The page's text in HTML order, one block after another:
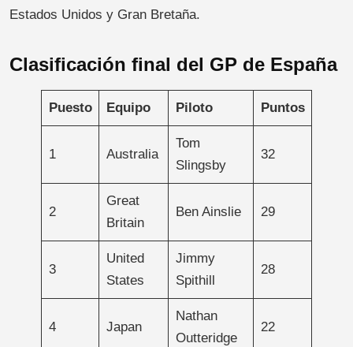
Estados Unidos y Gran Bretaña.
Clasificación final del GP de España
Puesto Equipo Piloto Puntos
1 Australia
Tom
Slingsby
32
2
Great
Britain
Ben Ainslie 29
3
United
States
Jimmy
Spithill
28
4 Japan
Nathan
Outteridge
22